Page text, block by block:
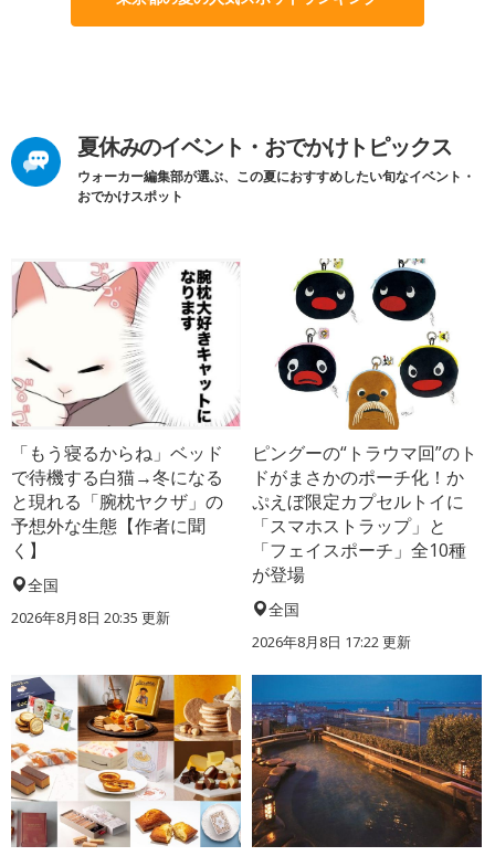
夏休みのイベント・おでかけトピックス
ウォーカー編集部が選ぶ、この夏におすすめしたい旬なイベント・
おでかけスポット
「もう寝るからね」ベッド
で待機する白猫→冬になる
と現れる「腕枕ヤクザ」の
予想外な生態【作者に聞
く】
全国
2026年8月8日 20:35 更新
ピングーの“トラウマ回”のト
ドがまさかのポーチ化！か
ぷえぼ限定カプセルトイに
「スマホストラップ」と
「フェイスポーチ」全10種
が登場
全国
2026年8月8日 17:22更新